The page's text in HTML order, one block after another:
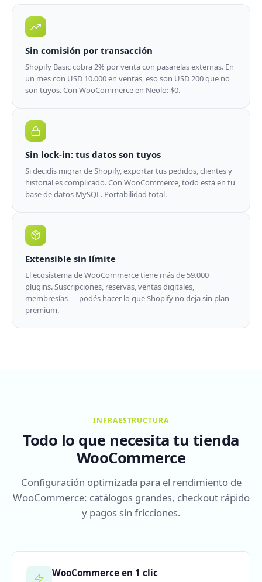
Sin comisión por transacción
Shopify Basic cobra 2% por venta con pasarelas externas. En
un mes con USD 10.000 en ventas, eso son USD 200 que no
son tuyos. Con WooCommerce en Neolo: $0.
Sin lock-in: tus datos son tuyos
Si decidís migrar de Shopify, exportar tus pedidos, clientes y
historial es complicado. Con WooCommerce, todo está en tu
base de datos MySQL. Portabilidad total.
Extensible sin límite
El ecosistema de WooCommerce tiene más de 59.000
plugins. Suscripciones, reservas, ventas digitales,
membresías — podés hacer lo que Shopify no deja sin plan
premium.
INFRAESTRUCTURA
Todo lo que necesita tu tienda
WooCommerce
Configuración optimizada para el rendimiento de
WooCommerce: catálogos grandes, checkout rápido
y pagos sin fricciones.
WooCommerce en 1 clic